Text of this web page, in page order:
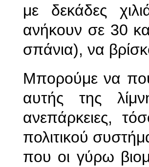
με δεκάδες
ανήκουν σε 30
σπάνια), να
Μπορούμε να
αυτής της
ανεπάρκειες,
πολιτικού
που οι γύρω